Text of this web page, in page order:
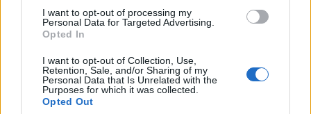
I want to opt-out of processing my
Personal Data for Targeted Advertising.
Opted In
I want to opt-out of Collection, Use,
Retention, Sale, and/or Sharing of my
Personal Data that Is Unrelated with the
Purposes for which it was collected.
Opted Out
nombreuses années en faveur des produits biologiques et
des solutions de ménage respectueuses de l’environnement.
Grâce à cette double casquette de journaliste et de maman
accessibles, permettant à ses lecteurs de mieux naviguer
dans les enjeux de la santé moderne tout en adoptant des
habitudes plus saines et respectueuses de la planète.